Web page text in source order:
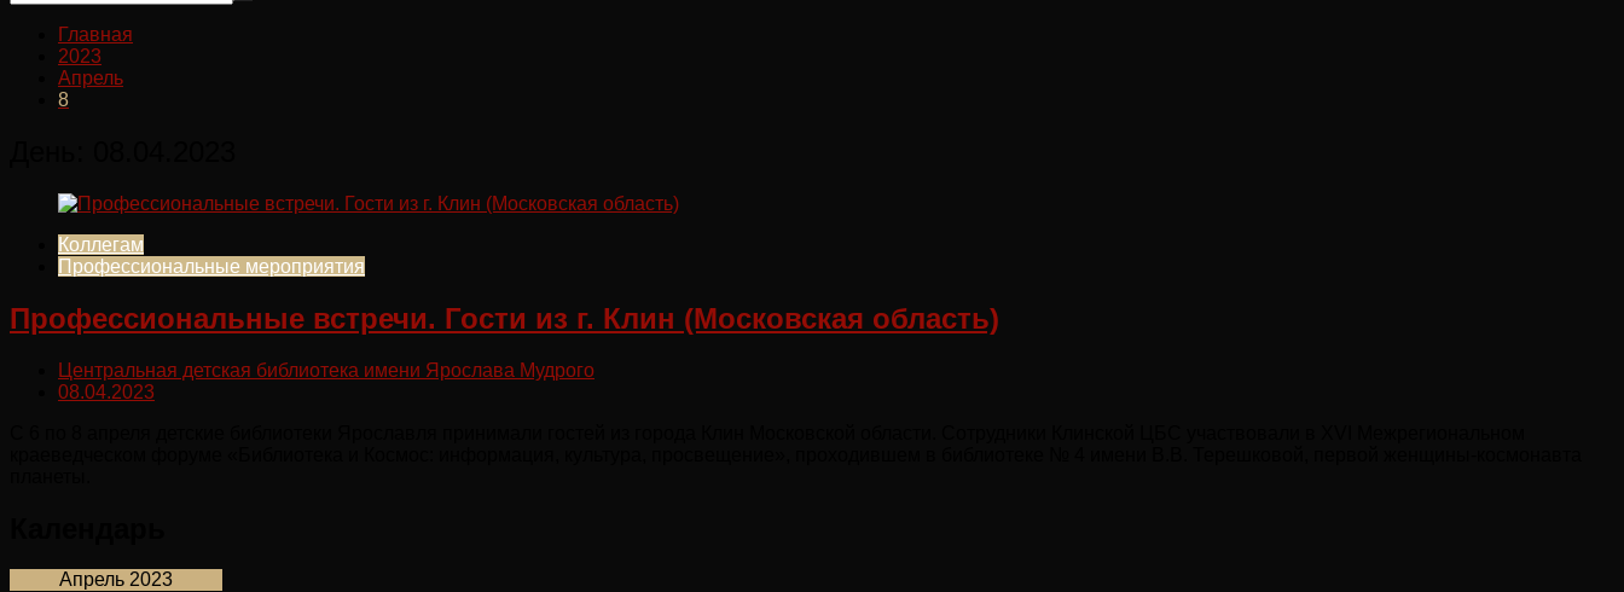
Главная
2023
Апрель
8
Коллегам
Профессиональные мероприятия
Профессиональные встречи. Гости из г. Клин (Московская область)
Центральная детская библиотека имени Ярослава Мудрого
08.04.2023
Апрель 2023